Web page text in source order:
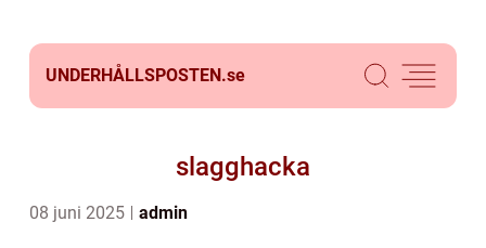
UNDERHÅLLSPOSTEN.se
slagghacka
08 juni 2025 admin